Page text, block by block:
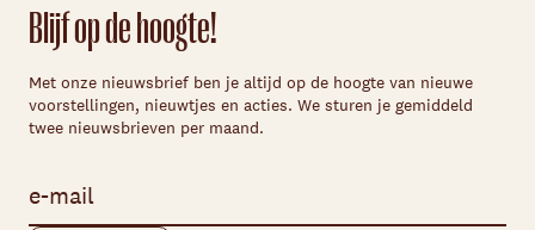
Blijf op de hoogte!
Met onze nieuwsbrief ben je altijd op de hoogte van nieuwe
voorstellingen, nieuwtjes en acties. We sturen je gemiddeld
twee nieuwsbrieven per maand.